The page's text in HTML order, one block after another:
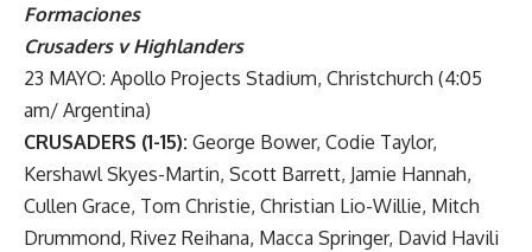
Formaciones
Crusaders v Highlanders
23 MAYO: Apollo Projects Stadium, Christchurch (4:05
am/ Argentina)
CRUSADERS (1-15): George Bower, Codie Taylor,
Kershawl Skyes-Martin, Scott Barrett, Jamie Hannah,
Cullen Grace, Tom Christie, Christian Lio-Willie, Mitch
Drummond, Rivez Reihana, Macca Springer, David Havili